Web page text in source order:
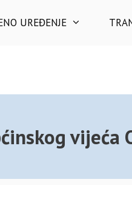
UREĐENJE
vijeća